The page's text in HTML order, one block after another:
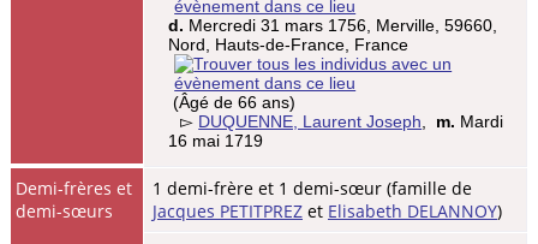
d. Mercredi 31 mars 1756, Merville, 59660,
Nord, Hauts-de-France, France
(Âgé de 66 ans)
▻ DUQUENNE, Laurent Joseph m. Mardi
16 mai 1719
Demi-frères et
demi-sœurs
1 demi-frère et 1 demi-sœur (famille de
Jacques PETITPREZ et Elisabeth DELANNOY)